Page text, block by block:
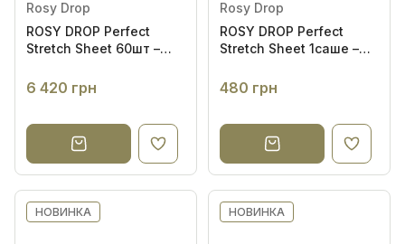
Rosy Drop
ROSY DROP Perfect
Stretch Sheet 60шт –
6 420 грн
Rosy Drop
ROSY DROP Perfect
Stretch Sheet 1саше –
480 грн
НОВИНКА НОВИНКА